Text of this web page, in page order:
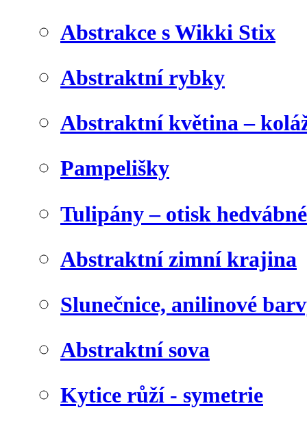
Abstrakce s Wikki Stix
Abstraktní rybky
Abstraktní květina –
Pampelišky
Tulipány – otisk
Abstraktní zimní krajina
Slunečnice, anilinové
Abstraktní sova
Kytice růží - symetrie